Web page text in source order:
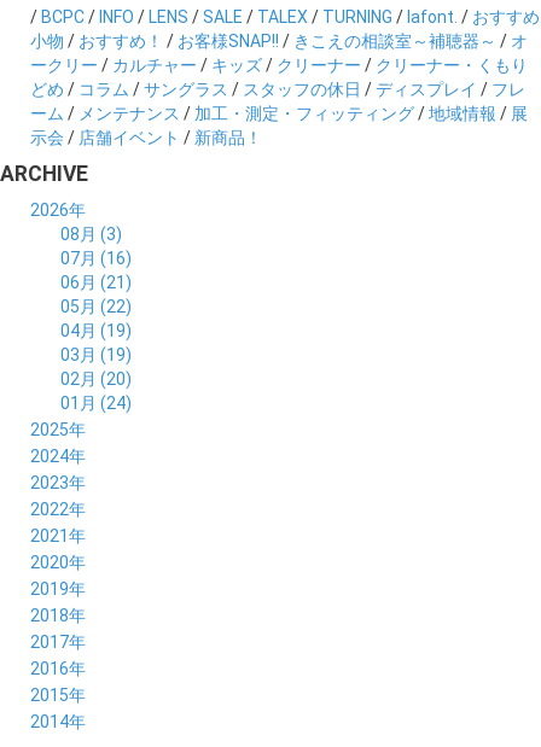
/BCPC/INFO /LENS /SALE / TALEX / TURNING /lafont. / おすすめ
小物 / おすすめ！ / お客様SNAP!! / きこえの相談室～補聴器～ / オ
ークリー / カルチャー / キッズ/ クリーナー / クリーナー・くもり
どめ / コラム /サングラス / スタッフの休日 /ディスプレイ / フレ
ーム / メンテナンス / 加工・測定・フィッティング/地域情報 / 展
示会 / 店舗イベント / 新商品！
ARCHIVE
2026年
08月 (3)
07月 (16)
06月 (21)
05月 (22)
04月 (19)
03月 (19)
02月 (20)
01月 (24)
2025年
12月 (14)
11月 (17)
10月 (21)
09月 (20)
08月 (20)
07月 (18)
06月 (22)
05月 (21)
04月 (19)
03月 (19)
02月 (19)
01月 (21)
2024年
12月 (19)
11月 (21)
10月 (23)
09月 (23)
08月 (20)
07月 (21)
06月 (22)
05月 (18)
04月 (26)
03月 (23)
02月 (29)
2023年
12月 (19)
11月 (19)
10月 (20)
09月 (22)
08月 (24)
07月 (26)
06月 (25)
05月 (28)
04月 (26)
03月 (30)
2022年
12月 (36)
11月 (16)
10月 (22)
09月 (20)
08月 (18)
07月 (21)
06月 (23)
05月 (25)
04月 (20)
2021年
12月 (18)
11月 (19)
10月 (20)
09月 (24)
08月 (35)
07月 (17)
06月 (25)
05月 (31)
2020年
12月 (19)
11月 (23)
10月 (24)
09月 (29)
08月 (26)
07月 (25)
06月 (21)
2019年
12月 (26)
11月 (21)
10月 (26)
09月 (26)
08月 (31)
07月 (22)
2018年
12月 (22)
11月 (28)
10月 (23)
09月 (27)
08月 (24)
2017年
12月 (20)
11月 (22)
10月 (21)
2016年
12月 (26)
11月 (21)
2015年
12月 (36)
2014年